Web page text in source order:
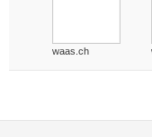
waas.ch